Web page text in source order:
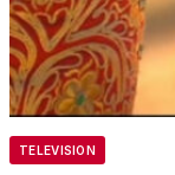
TELEVISION